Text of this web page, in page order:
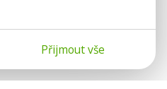
Přijmout vše